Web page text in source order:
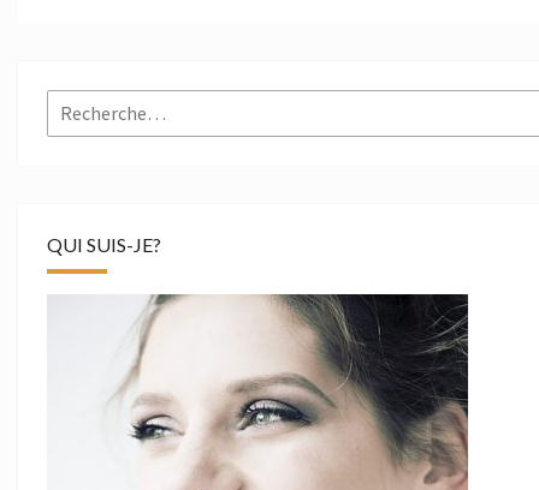
Rechercher :
QUI SUIS-JE?